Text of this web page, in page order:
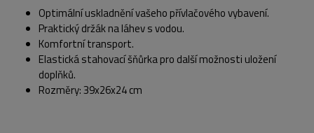
Optimální uskladnění vašeho přívlačového vybavení.
Praktický držák na láhev s vodou.
Komfortní transport.
Elastická stahovací šňůrka pro další možnosti uložení
doplňků.
Rozměry: 39x26x24 cm